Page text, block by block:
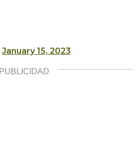
January 15, 2023